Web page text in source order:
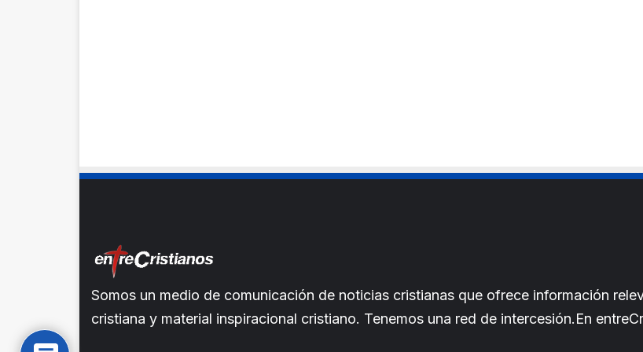
Somos un medio de comunicación de noticias cristianas que ofrece información
cristiana y material inspiracional cristiano. Tenemos una red de intercesión.En